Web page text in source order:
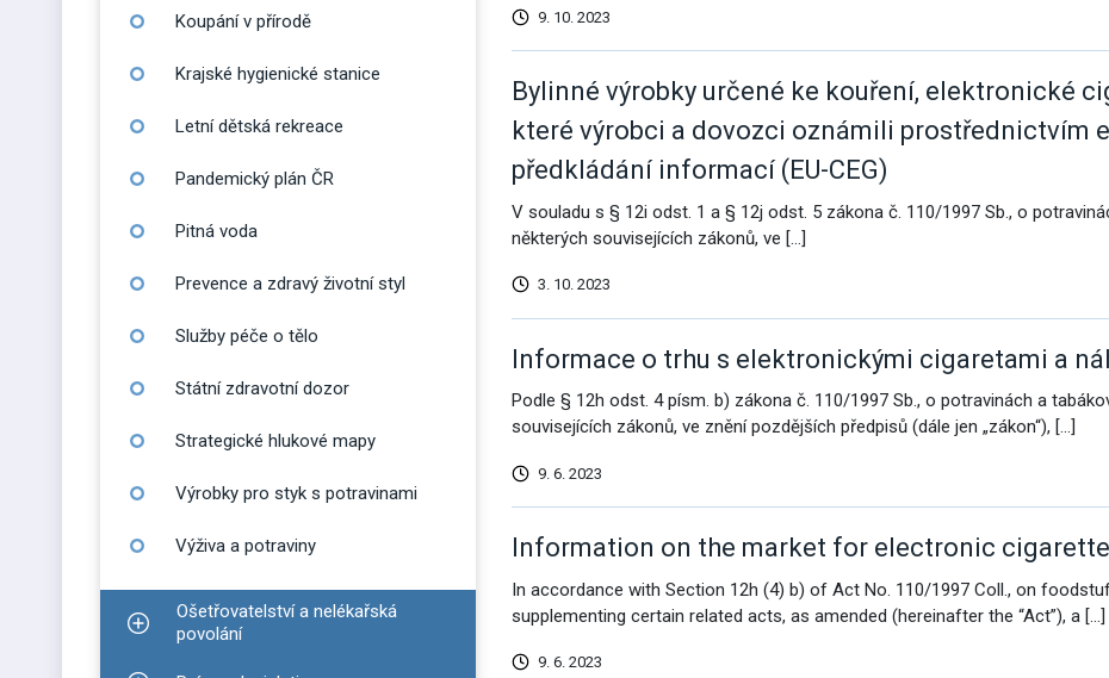
Koupání v přírodě
Krajské hygienické stanice
Letní dětská rekreace
Pandemický plán ČR
Pitná voda
Prevence a zdravý životní styl
Služby péče o tělo
Státní zdravotní dozor
Strategické hlukové mapy
Výrobky pro styk s potravinami
Výživa a potraviny
Zobrazit podmenu pro Ošetřovatelství a nelékařská povolání
Ošetřovatelství a nelékařská
povolání
9. 10. 2023
Bylinné výrobky určené ke kouření, elektronické
které výrobci a dovozci oznámili prostřednictvím
předkládání informací (EU-CEG)
V souladu s § 12i odst. 1 a § 12j odst. 5 zákona č. 110/1997 Sb., o
některých souvisejících zákonů, ve […]
3. 10. 2023
Informace o trhu s elektronickými cigaretami a
Podle § 12h odst. 4 písm. b) zákona č. 110/1997 Sb., o potravinách a
souvisejících zákonů, ve znění pozdějších předpisů (dále jen „zákon“), […]
9. 6. 2023
Information on the market for electronic
In accordance with Section 12h (4) b) of Act No. 110/1997 Coll., on
supplementing certain related acts, as amended (hereinafter the “Act”), a […]
9. 6. 2023